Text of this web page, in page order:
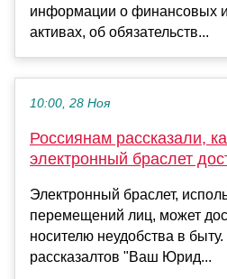
информации о финансовых
активах, об обязательств...
10:00, 28 Ноя
Россиянам рассказали,
электронный браслет
Электронный браслет,
перемещений лиц, может
носителю неудобства в
рассказалтов "Ваш Юрид...